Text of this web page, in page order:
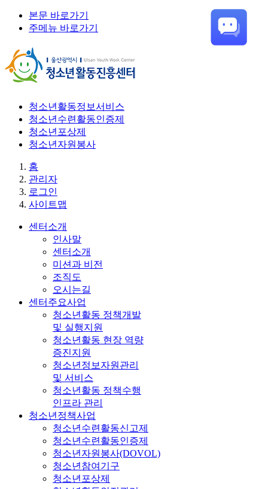
본문 바로가기
주메뉴 바로가기
청소년활동정보서비스
청소년수련활동인증제
청소년포상제
청소년자원봉사
홈
관리자
로그인
사이트맵
센터소개
인사말
센터소개
미션과 비전
조직도
오시는길
센터주요사업
청소년활동 정책개발
및 실행지원
청소년활동 현장 역량
증진지원
청소년정보자원관리
및 서비스
청소년활동 정책수행
인프라 관리
청소년정책사업
청소년수련활동신고제
청소년수련활동인증제
청소년자원봉사(DOVOL)
청소년참여기구
청소년포상제